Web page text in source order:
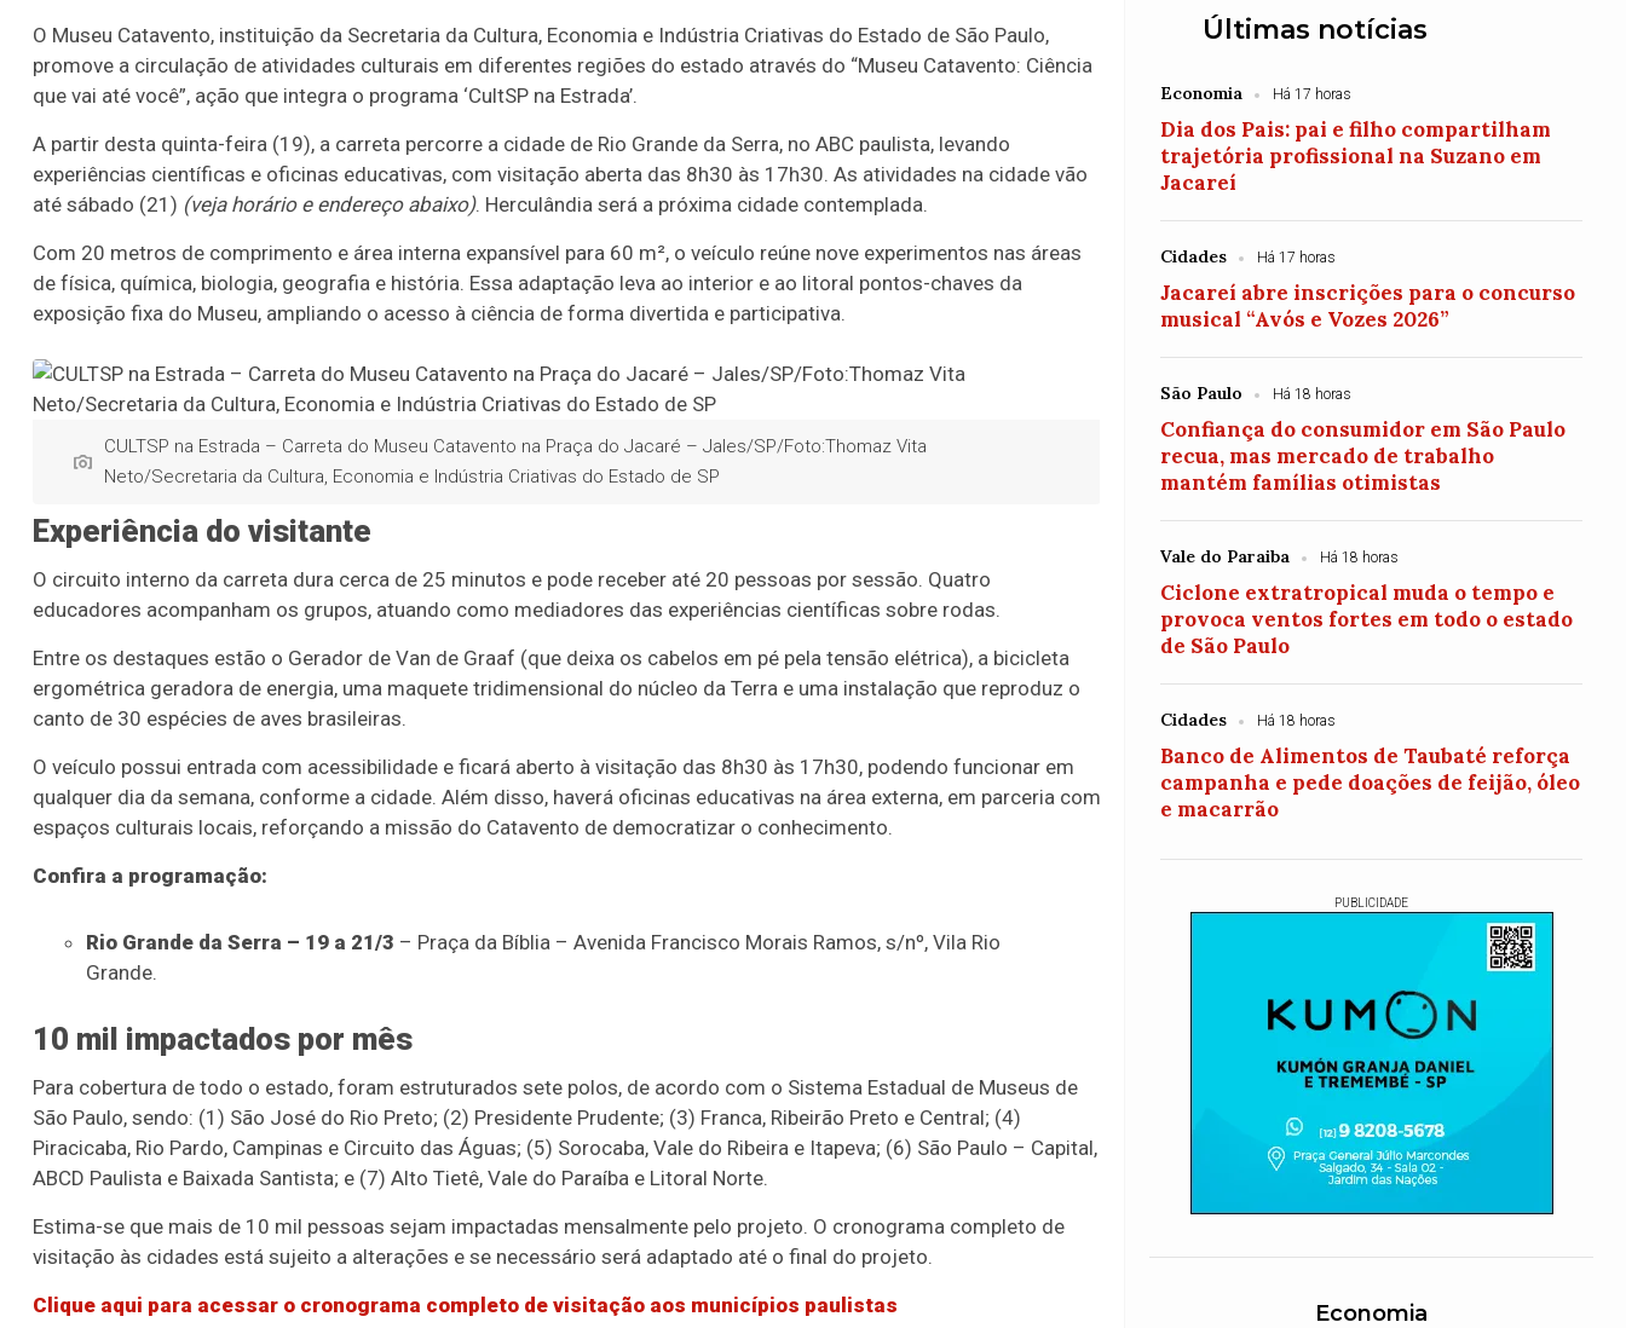
O Museu Catavento, instituição da Secretaria da Cultura, Economia e Indústria Criativas do Estado de São Paulo,
promove a circulação de atividades culturais em diferentes regiões do estado através do “Museu Catavento: Ciência
que vai até você”, ação que integra o programa ‘CultSP na Estrada’.
A partir desta quinta-feira (19), a carreta percorre a cidade de Rio Grande da Serra, no ABC paulista, levando
experiências científicas e oficinas educativas, com visitação aberta das 8h30 às 17h30. As atividades na cidade vão
até sábado (21) (veja horário e endereço abaixo). Herculândia será a próxima cidade contemplada.
Com 20 metros de comprimento e área interna expansível para 60 m², o veículo reúne nove experimentos nas áreas
de física, química, biologia, geografia e história. Essa adaptação leva ao interior e ao litoral pontos-chaves da
exposição fixa do Museu, ampliando o acesso à ciência de forma divertida e participativa.
CULTSP na Estrada – Carreta do Museu Catavento na Praça do Jacaré – Jales/SP/Foto:Thomaz Vita
Neto/Secretaria da Cultura, Economia e Indústria Criativas do Estado de SP
Experiência do visitante
O circuito interno da carreta dura cerca de 25 minutos e pode receber até 20 pessoas por sessão. Quatro
educadores acompanham os grupos, atuando como mediadores das experiências científicas sobre rodas.
Entre os destaques estão o Gerador de Van de Graaf (que deixa os cabelos em pé pela tensão elétrica), a bicicleta
ergométrica geradora de energia, uma maquete tridimensional do núcleo da Terra e uma instalação que reproduz o
canto de 30 espécies de aves brasileiras.
O veículo possui entrada com acessibilidade e ficará aberto à visitação das 8h30 às 17h30, podendo funcionar em
qualquer dia da semana, conforme a cidade. Além disso, haverá oficinas educativas na área externa, em parceria com
espaços culturais locais, reforçando a missão do Catavento de democratizar o conhecimento.
Confira a programação:
Rio Grande da Serra – 19 a 21/3 – Praça da Bíblia – Avenida Francisco Morais Ramos, s/nº, Vila Rio
Grande.
10 mil impactados por mês
Para cobertura de todo o estado, foram estruturados sete polos, de acordo com o Sistema Estadual de Museus de
São Paulo, sendo: (1) São José do Rio Preto; (2) Presidente Prudente; (3) Franca, Ribeirão Preto e Central; (4)
Piracicaba, Rio Pardo, Campinas e Circuito das Águas; (5) Sorocaba, Vale do Ribeira e Itapeva; (6) São Paulo – Capital,
ABCD Paulista e Baixada Santista; e (7) Alto Tietê, Vale do Paraíba e Litoral Norte.
Estima-se que mais de 10 mil pessoas sejam impactadas mensalmente pelo projeto. O cronograma completo de
visitação às cidades está sujeito a alterações e se necessário será adaptado até o final do projeto.
Clique aqui para acessar o cronograma completo de visitação aos municípios paulistas
Últimas notícias
Economia Há 17 horas
Dia dos Pais: pai e filho compartilham
trajetória profissional na Suzano em
Jacareí
Cidades Há 17 horas
Jacareí abre inscrições para o concurso
musical “Avós e Vozes 2026”
São Paulo Há 18 horas
Confiança do consumidor em São Paulo
recua, mas mercado de trabalho
mantém famílias otimistas
Vale do Paraiba Há 18 horas
Ciclone extratropical muda o tempo e
provoca ventos fortes em todo o estado
de São Paulo
Cidades Há 18 horas
Banco de Alimentos de Taubaté reforça
campanha e pede doações de feijão, óleo
e macarrão
PUBLICIDADE
Economia